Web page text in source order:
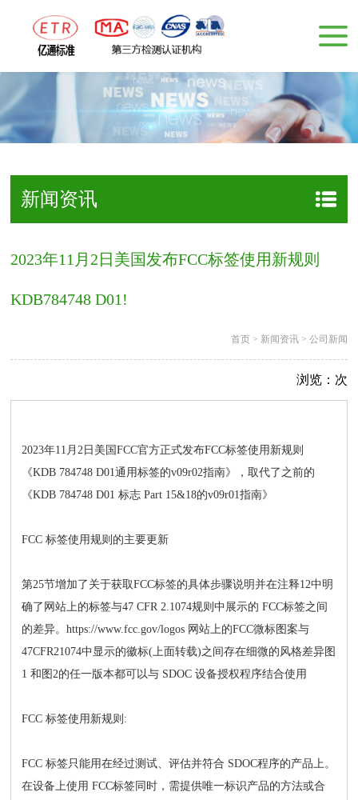
新闻资讯
2023年11月2日美国发布FCC标签使用新规则
KDB784748 D01!
首页> 新闻资讯> 公司新闻
浏览： 次
2023年11月2日美国FCC官方正式发布FCC标签使用新规则
《KDB 784748 D01通用标签的v09r02指南》，取代了之前的
《KDB 784748 D01 标志 Part 15&18的v09r01指南》
FCC 标签使用规则的主要更新
第25节增加了关于获取FCC标签的具体步骤说明并在注释12中明
确了网站上的标签与47 CFR 2.1074规则中展示的 FCC标签之间
的差异。https://www.fcc.gov/logos 网站上的FCC微标图案与
47CFR21074中显示的徽标(上面转载)之间存在细微的风格差异图
1 和图2的任一版本都可以与 SDOC 设备授权程序结合使用
FCC 标签使用新规则:
FCC 标签只能用在经过测试、评估并符合 SDOC程序的产品上。
在设备上使用 FCC标签同时，需提供唯一标识产品的方法或合